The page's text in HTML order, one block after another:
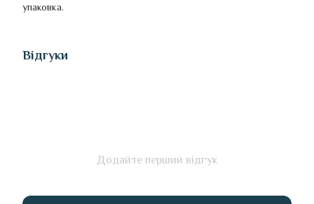
упаковка.
Відгуки
Додайте перший відгук